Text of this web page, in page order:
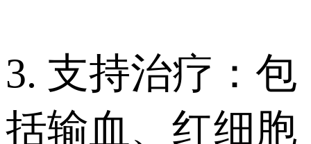
3. 支持治疗：包
括输血、红细胞